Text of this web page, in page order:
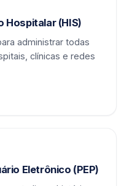
Hospitalar (HIS)
administrar todas
clínicas e redes
Eletrônico (PEP)